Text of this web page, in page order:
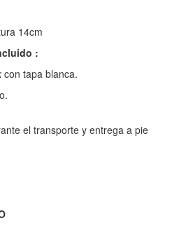
14cm
:
con tapa blanca.
el transporte y entrega a pie